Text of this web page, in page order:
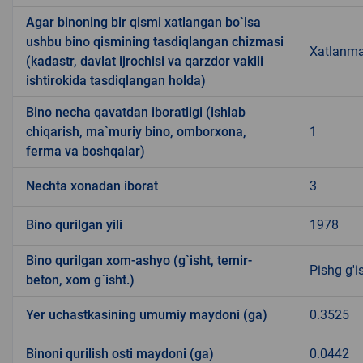
Agar binoning bir qismi xatlangan bo`lsa
ushbu bino qismining tasdiqlangan chizmasi
(kadastr, davlat ijrochisi va qarzdor vakili
ishtirokida tasdiqlangan holda)
Bino necha qavatdan iboratligi (ishlab
chiqarish, ma`muriy bino, omborxona,
ferma va boshqalar)
1
Nechta xonadan iborat 3
Bino qurilgan yili 1978
Bino qurilgan xom-ashyo (g`isht, temir-
beton, xom g`isht.)
Pishg
Yer uchastkasining umumiy maydoni (ga) 0.3525
Binoni qurilish osti maydoni (ga) 0.0442